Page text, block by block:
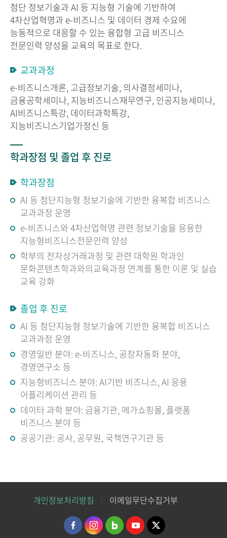
첨단 정보기술과 AI 등 지능형 기술에 기반하여
4차산업혁명과 e-비즈니스 및 데이터 경제 수요에
능동적으로 대응할 수 있는 융합형 고급 비즈니스
전문인력 양성을 교육의 목표로 한다.
교과과정
e-비즈니스개론, 고급정보기술, 의사결정세미나,
금융공학세미나, 지능비즈니스재무연구, 인공지능세미나,
AI비즈니스특강, 데이터과학특강,
지능비즈니스기업가정신 등
학과장점 및 졸업 후 진로
학과장점
AI 등 첨단지능형 정보기술에 기반한 융복합 비즈니스
교과과정 운영
e-비즈니스와 4차산업혁명 관련 정보기술을 응용한
지능형비즈니스전문인력 양성
학부의 전자상거래과정 및 관련 대학원 학과인
문화콘텐츠학과와의교육과정 연계를 통한 이론 및 실습
교육 강화
졸업 후 진로
AI 등 첨단지능형 정보기술에 기반한 융복합 비즈니스
교과과정 운영
경영일반 분야: e-비즈니스, 공장자동화 분야,
경영연구소 등
지능형비즈니스 분야: AI기반 비즈니스, AI 응용
어플리케이션 관리 등
데이터 과학 분야: 금융기관, 메가쇼핑몰, 플랫폼
비즈니스 분야 등
공공기관: 공사, 공무원, 국책연구기관 등
개인정보처리방침 이메일무단수집거부